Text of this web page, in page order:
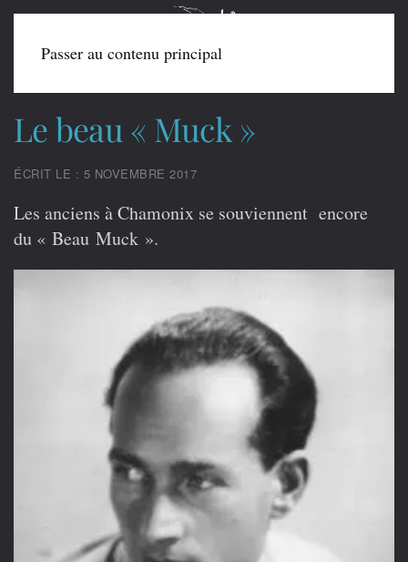
Passer au contenu principal
Le beau « Muck »
ÉCRIT LE : 5 NOVEMBRE 2017
Les anciens à Chamonix se souviennent encore
du « Beau Muck ».